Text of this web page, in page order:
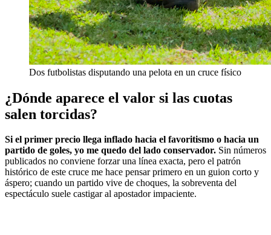
Dos futbolistas disputando una pelota en un cruce físico
¿Dónde aparece el valor si las cuotas
salen torcidas?
Si el primer precio llega inflado hacia el favoritismo o hacia un
partido de goles, yo me quedo del lado conservador. Sin números
publicados no conviene forzar una línea exacta, pero el patrón
histórico de este cruce me hace pensar primero en un guion corto y
áspero; cuando un partido vive de choques, la sobreventa del
espectáculo suele castigar al apostador impaciente.